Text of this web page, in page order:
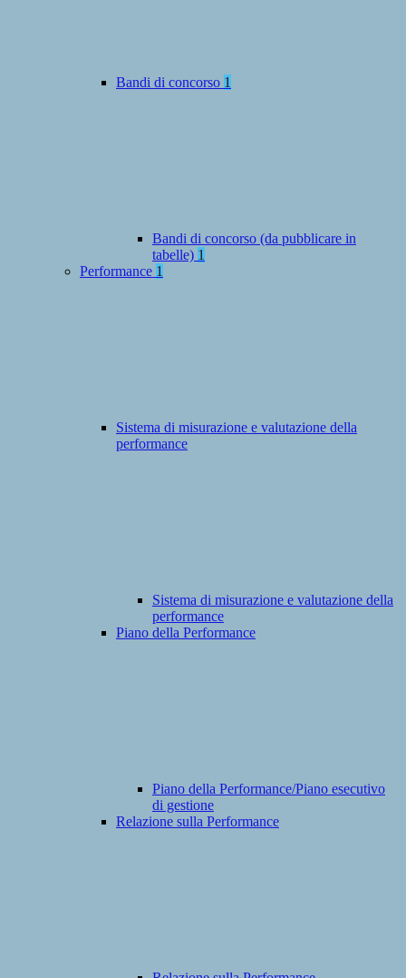
Bandi di concorso 1
Bandi di concorso (da pubblicare in
tabelle) 1
Performance 1
Sistema di misurazione e valutazione della
performance
Sistema di misurazione e valutazione della
performance
Piano della Performance
Piano della Performance/Piano esecutivo
di gestione
Relazione sulla Performance